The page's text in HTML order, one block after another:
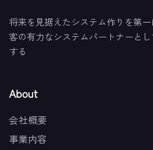
将来を見据えたシステム作りを第
客の有力なシステムパートナーと
する
About
会社概要
事業内容